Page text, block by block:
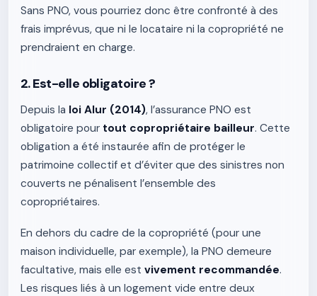
Sans PNO, vous pourriez donc être confronté à des
frais imprévus, que ni le locataire ni la copropriété ne
prendraient en charge.
2. Est-elle obligatoire ?
Depuis la loi Alur (2014), l’assurance PNO est
obligatoire pour tout copropriétaire bailleur. Cette
obligation a été instaurée afin de protéger le
patrimoine collectif et d’éviter que des sinistres non
couverts ne pénalisent l’ensemble des
copropriétaires.
En dehors du cadre de la copropriété (pour une
maison individuelle, par exemple), la PNO demeure
facultative, mais elle est vivement recommandée.
Les risques liés à un logement vide entre deux